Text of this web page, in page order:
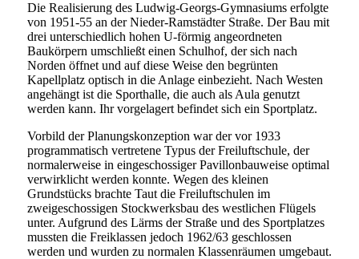
Die Realisierung des Ludwig-Georgs-Gymnasiums erfolgte
von 1951-55 an der Nieder-Ramstädter Straße. Der Bau mit
drei unterschiedlich hohen U-förmig angeordneten
Baukörpern umschließt einen Schulhof, der sich nach
Norden öffnet und auf diese Weise den begrünten
Kapellplatz optisch in die Anlage einbezieht. Nach Westen
angehängt ist die Sporthalle, die auch als Aula genutzt
werden kann. Ihr vorgelagert befindet sich ein Sportplatz.
Vorbild der Planungskonzeption war der vor 1933
programmatisch vertretene Typus der Freiluftschule, der
normalerweise in eingeschossiger Pavillonbauweise optimal
verwirklicht werden konnte. Wegen des kleinen
Grundstücks brachte Taut die Freiluftschulen im
zweigeschossigen Stockwerksbau des westlichen Flügels
unter. Aufgrund des Lärms der Straße und des Sportplatzes
mussten die Freiklassen jedoch 1962/63 geschlossen
werden und wurden zu normalen Klassenräumen umgebaut.